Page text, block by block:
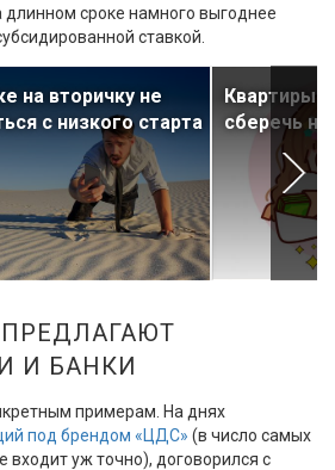
сроке намного выгоднее
ставкой.
на вторичку не
с низкого старта
Квартиры
сберечь
И БАНКИ
примерам. На днях
под брендом «ЦДС» (в число самых
входит уж точно), договорился с